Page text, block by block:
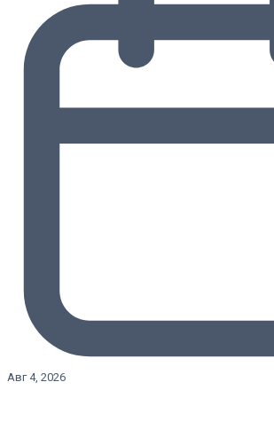
Авг 4, 2026